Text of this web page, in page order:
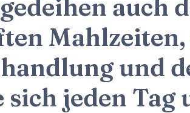
auch
und
sich jeden